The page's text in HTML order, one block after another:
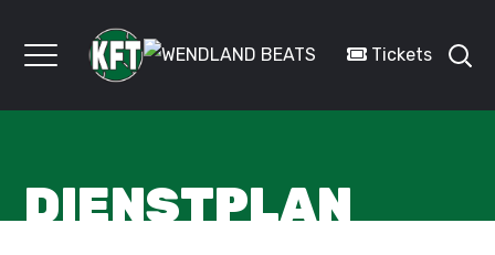
Tickets
DIENSTPLAN